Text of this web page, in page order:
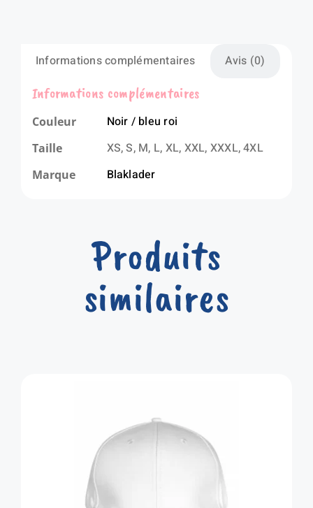
Informations complémentaires Avis (0)
Informations complémentaires
Couleur Noir / bleu roi
Taille XS, S, M, L, XL, XXL, XXXL, 4XL
Marque Blaklader
Produits
similaires